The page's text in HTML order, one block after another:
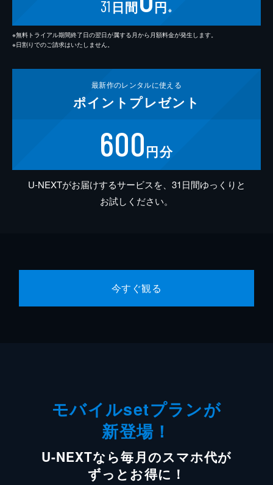
31 日間 円 ※
※無料トライアル期間終了日の翌日が属する月から月額料金が発生します。
※日割りでのご請求はいたしません。
最新作のレンタルに使える
ポイント プレゼント
600円分
U-NEXTがお届けするサービスを、31日間ゆっくりと
お試しください。
今すぐ観る
モバイルsetプランが
新登場！
U-NEXTなら毎月のスマホ代が
ずっとお得に！